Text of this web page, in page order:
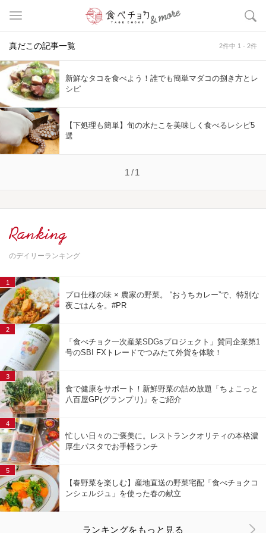
真だこの記事一覧 2件中 1 - 2件
新鮮なタコを食べよう！誰でも簡単マダコの捌き方とレ
シピ
【下処理も簡単】旬の水たこを美味しく食べるレシピ5
選
1/1
Ranking
のデイリーランキング
プロ仕様の味 × 農家の野菜。 “おうちカレー”で、特別な
夜ごはんを。#PR
1
「食べチョク一次産業SDGsプロジェクト」賛同企業第1
号のSBI FXトレードでつみたて外貨を体験！
2
食で健康をサポート！新鮮野菜の詰め放題「ちょこっと
八百屋GP(グランプリ)」をご紹介
3
忙しい日々のご褒美に。レストランクオリティの本格濃
厚生パスタでお手軽ランチ
4
【春野菜を楽しむ】産地直送の野菜宅配「食べチョクコ
ンシェルジュ」を使った春の献立
5
ランキングをもっと見る